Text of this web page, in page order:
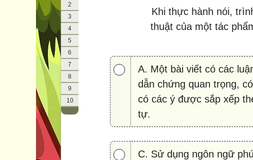
2
3
4
5
6
7
8
9
10
Khi thực hành nói,
thuật của một tác
A. Một bài viết có các
dẫn chứng quan trọng,
có các ý được sắp xếp
tự.
C. Sử dụng ngôn ngữ